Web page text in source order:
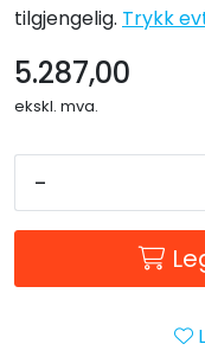
tilgjengelig. Trykk
5.287,00
ekskl. mva.
-